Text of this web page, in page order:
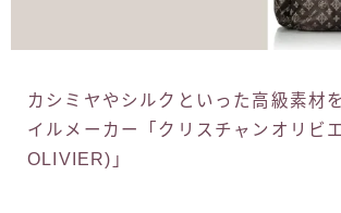
カシミヤやシルクといった高級素材
イルメーカー「クリスチャンオリビ
OLIVIER)」